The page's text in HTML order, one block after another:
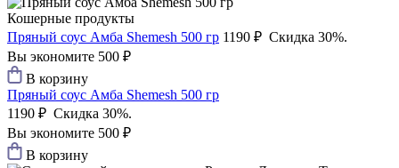
Кошерные продукты
Пряный соус Амба Shemesh 500 гр 1190 ₽ Скидка 30%.
Вы экономите 500 ₽
В корзину
Пряный соус Амба Shemesh 500 гр
1190 ₽ Скидка 30%.
Вы экономите 500 ₽
В корзину